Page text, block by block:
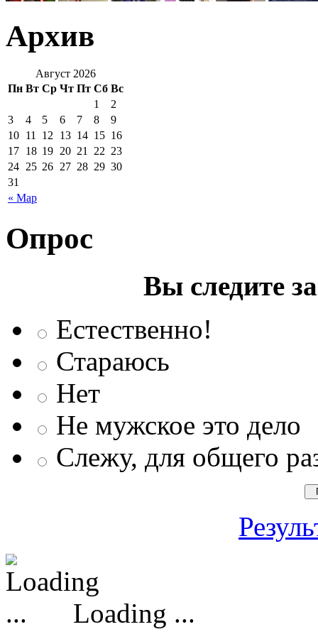
Архив
Август 2026
Пн Вт Ср Чт Пт Сб Вс
« Мар
1
2
3
4 5 6 7 8
9
10 11 12 13 14 15 16
17 18 19 20 21 22 23
24 25 26 27 28 29 30
31
Опрос
Вы следите
Естественно!
Стараюсь
Нет
Не мужское это дело
Слежу, для общего
Loading ...